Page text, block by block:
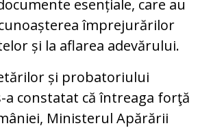
esențiale, care au
împrejurărilor
și la aflarea adevărului.
și probatoriului
constatat că întreaga forţă
Ministerul Apărării